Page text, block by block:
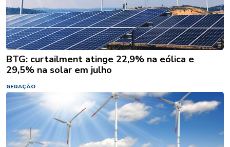
BTG: curtailment atinge 22,9% na eólica e
29,5% na solar em julho
GERAÇÃO